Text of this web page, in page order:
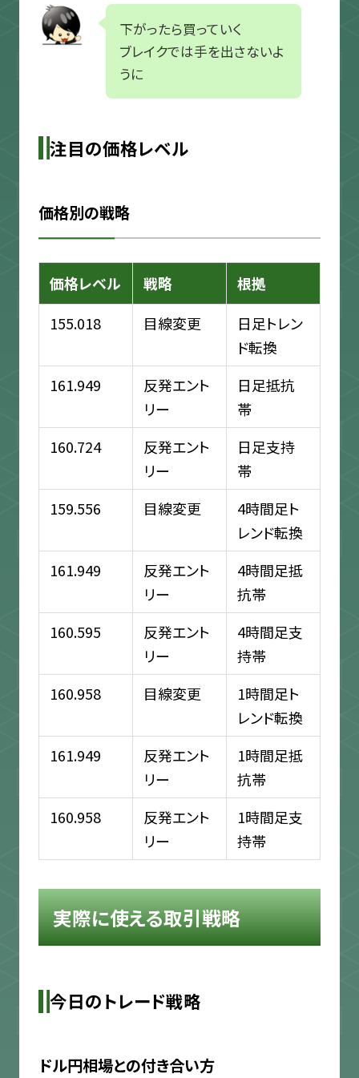
下がったら買っていく
ブレイクでは手を出さないよ
うに
注目の価格レベル
価格別の戦略
価格レベル 戦略
根拠
155.018
目線変更
日足トレン
ド転換
161.949
反発エント
リー
日足抵抗
帯
160.724
反発エント
リー
日足支持
帯
159.556
目線変更
4時間足ト
レンド転換
161.949
反発エント
リー
4時間足抵
抗帯
160.595
反発エント
リー
4時間足支
持帯
160.958
目線変更
1時間足ト
レンド転換
161.949
反発エント
リー
1時間足抵
抗帯
160.958
反発エント
リー
1時間足支
持帯
実際に使える取引戦略
今日のトレード戦略
ドル円相場との付き合い方